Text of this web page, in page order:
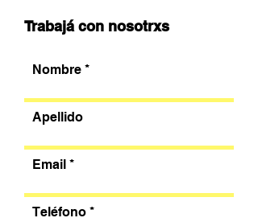
Trabajá con nosotrxs
Nombre
Apellido
Email
Teléfono